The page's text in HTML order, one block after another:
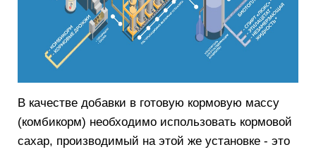
В качестве добавки в готовую кормовую массу
(комбикорм) необходимо использовать кормовой
сахар, производимый на этой же установке - это